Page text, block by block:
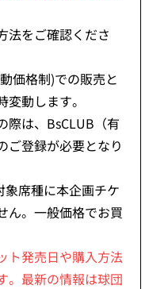
法をご確認くださ
価格制)での販売と
動します。
際は、BsCLUB（有
ご登録が必要となり
席種に本企画チケ
ん。一般価格でお買
ト発売日や購入方法
。最新の情報は球団